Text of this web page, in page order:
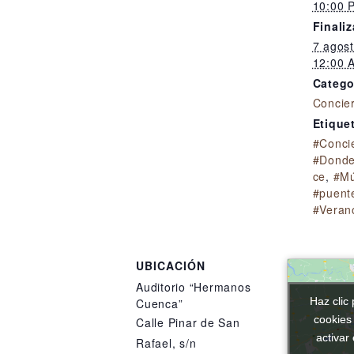
10:00
7
12:00
ce,
UBICACIÓN
Auditorio “Hermanos
Cuenca”
Calle Pinar de San
Rafael, s/n
Haz clic
activar
Haz clic
activar